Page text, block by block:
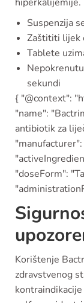
Suspenzija
Zaštititi lijek
Tablete
sekundi
{ "@context":
"name":
antibiotik za
"doseForm":
Korištenje
zdravstvenog